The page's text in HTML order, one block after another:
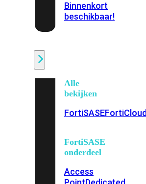
Binnenkort
beschikbaar!
Alle
bekijken
FortiSASEFortiCloud
FortiSASE
onderdeel
Access